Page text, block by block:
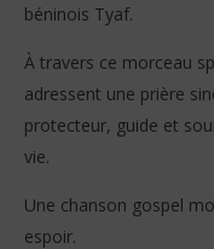
Krys Prod ft Tyaf –
mai
béninois Tyaf.
À travers ce morceau
adressent une prière
protecteur, guide et
vie.
Une chanson gospel
espoir.